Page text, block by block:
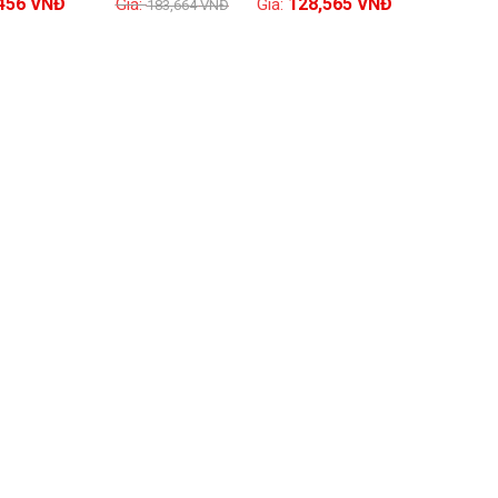
183,664VNĐ